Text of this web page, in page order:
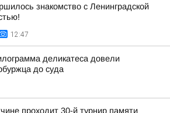
знакомство с Ленинградской
12:47
деликатеса довели
до суда
проходит 30-й турнир памяти